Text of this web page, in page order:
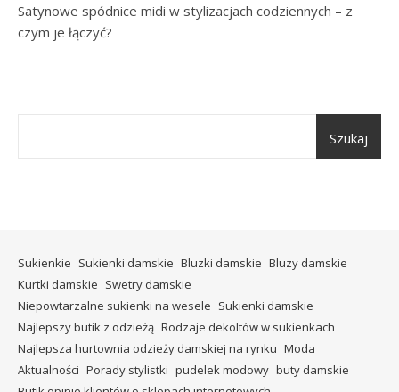
Satynowe spódnice midi w stylizacjach codziennych – z
czym je łączyć?
Szukaj
Sukienkie Sukienki damskie Bluzki damskie Bluzy damskie
Kurtki damskie Swetry damskie
Niepowtarzalne sukienki na wesele Sukienki damskie
Najlepszy butik z odzieżą Rodzaje dekoltów w sukienkach
Najlepsza hurtownia odzieży damskiej na rynku Moda
Aktualności Porady stylistki pudelek modowy buty damskie